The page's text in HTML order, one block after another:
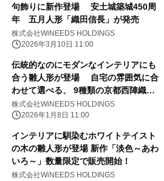
句飾りに新作登場 安土城築城450周
年 五月人形「織田信長」が発売
株式会社WiNEEDS HOLDINGS
2026年3月10日 11:00
伝統的なのにモダンなインテリアにも
合う雛人形が登場 自宅の雰囲気に合
わせて選べる、 9種類の京都西陣織衣
装と2種類の台座
株式会社WiNEEDS HOLDINGS
2026年1月8日 11:00
インテリアに馴染むホワイトテイスト
の木の雛人形が登場 新作「淡色～あわ
いろ～」数量限定で販売開始！
株式会社WiNEEDS HOLDINGS